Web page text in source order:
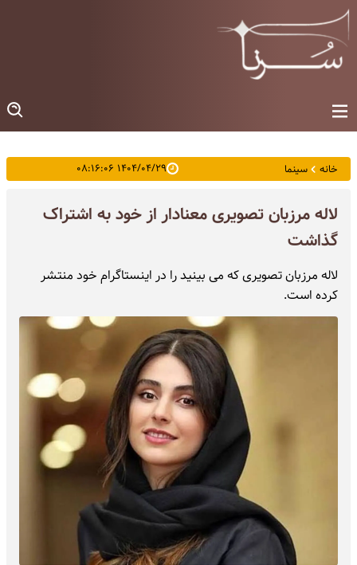
خانه سینما ۱۴۰۴/۰۴/۲۹ ۰۸:۱۶:۰۶
لاله مرزبان تصویری معنادار از خود به اشتراک
گذاشت
لاله مرزبان تصویری که می بینید را در اینستاگرام خود منتشر
کرده است.